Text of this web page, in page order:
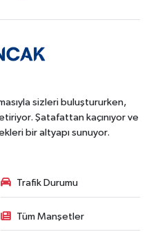
sizleri buluştururken,
Şatafattan kaçınıyor ve
bir altyapı sunuyor.
Trafik Durumu
Tüm Manşetler